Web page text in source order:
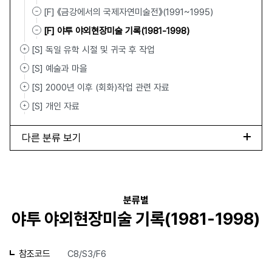
[F] 《금강에서의 국제자연미술전》(1991~1995)
[F] 야투 야외현장미술 기록(1981-1998)
[S] 독일 유학 시절 및 귀국 후 작업
[S] 예술과 마을
[S] 2000년 이후 (회화)작업 관련 자료
[S] 개인 자료
다른 분류 보기
분류별
야투 야외현장미술 기록(1981-1998)
참조코드 C8/S3/F6